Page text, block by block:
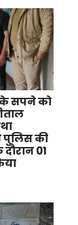
सपने को
पुलिस की
01